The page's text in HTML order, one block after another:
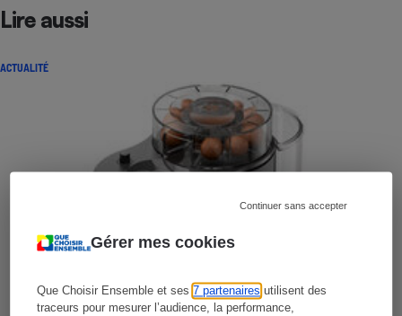
Gérer mes cookies
Que Choisir Ensemble et ses7 partenaires utilisent des
traceurs pour mesurer l’audience, la performance,
Continuer sans accepter
Lire aussi
ACTUALITÉ